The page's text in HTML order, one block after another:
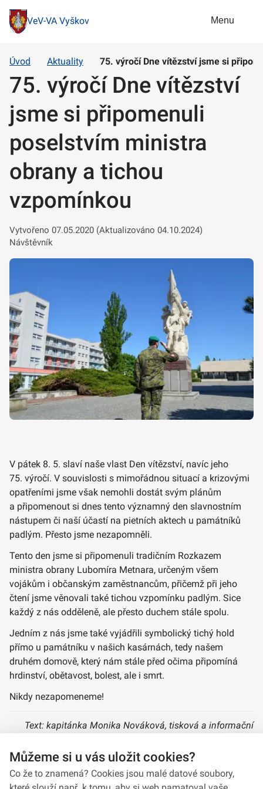
VeV-VA Vyškov Menu
Úvod Aktuality 75. výročí Dne vítězství jsme si
75. výročí Dne vítězství
jsme si připomenuli
poselstvím ministra
obrany a tichou
vzpomínkou
Vytvořeno 07.05.2020 (Aktualizováno 04.10.2024)
Návštěvník
V pátek 8. 5. slaví naše vlast Den vítězství, navíc jeho
75. výročí. V souvislosti s mimořádnou situací a krizovými
opatřeními jsme však nemohli dostát svým plánům
a připomenout si dnes tento významný den slavnostním
nástupem či naší účastí na pietních aktech u památníků
padlým. Přesto jsme nezapomněli.
Tento den jsme si připomenuli tradičním Rozkazem
ministra obrany Lubomíra Metnara, určeným všem
vojákům i občanským zaměstnancům, přičemž při jeho
čtení jsme věnovali také tichou vzpomínku padlým. Sice
každý z nás odděleně, ale přesto duchem stále spolu.
Jedním z nás jsme také vyjádřili symbolický tichý hold
přímo u památníku v našich kasárnách, tedy našem
druhém domově, který nám stále před očima připomíná
hrdinství, obětavost, bolest, ale i smrt.
Nikdy nezapomeneme!
Text: kapitánka Monika Nováková, tisková a informační
Foto: kapitánka Monika Nováková, archiv VeV-VA
Můžeme si u vás uložit cookies?
Co že to znamená? Cookies jsou malé datové soubory,